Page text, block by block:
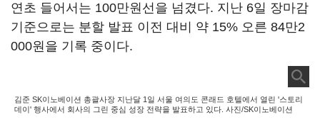
연초 들어서는 100만원선을 넘겼다. 지난 6일 장마감
기준으로는 분할 발표 이전 대비 약 15% 오른 84만2
000원을 기록 중이다.
김준 SK이노베이션 총괄사장 지난달 1일 서울 여의도 콘래드 호텔에서 열린 '스토리
데이' 행사에서 회사의 그린 중심 성장 전략을 발표하고 있다. 사진/SK이노베이션